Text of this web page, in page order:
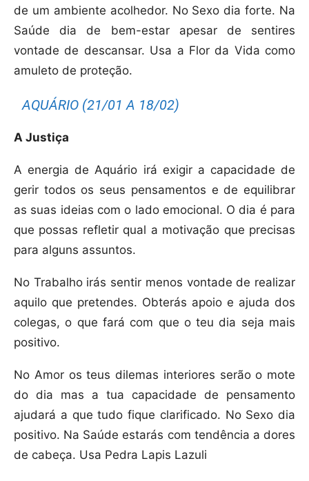
de um ambiente acolhedor. No Sexo dia forte. Na
Saúde dia de bem-estar apesar de sentires
vontade de descansar. Usa a Flor da Vida como
amuleto de proteção.
AQUÁRIO (21/01 A 18/02)
A Justiça
A energia de Aquário irá exigir a capacidade de
gerir todos os seus pensamentos e de equilibrar
as suas ideias com o lado emocional. O dia é para
que possas refletir qual a motivação que precisas
para alguns assuntos.
No Trabalho irás sentir menos vontade de realizar
aquilo que pretendes. Obterás apoio e ajuda dos
colegas, o que fará com que o teu dia seja mais
positivo.
No Amor os teus dilemas interiores serão o mote
do dia mas a tua capacidade de pensamento
ajudará a que tudo fique clarificado. No Sexo dia
positivo. Na Saúde estarás com tendência a dores
de cabeça. Usa Pedra Lapis Lazuli